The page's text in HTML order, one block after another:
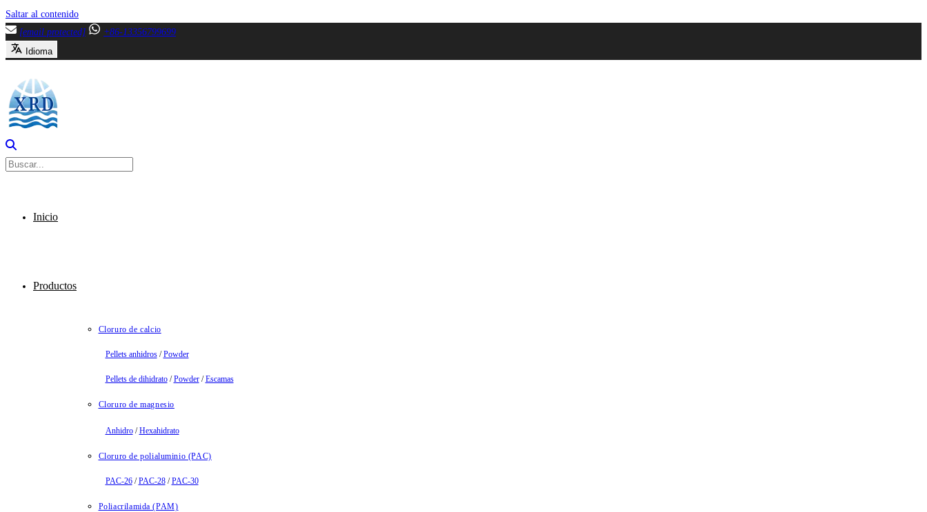
Saltar al contenido
[email protected]
+86-13356799699
Idioma
Inicio
Productos
Cloruro de calcio
Pellets anhidros/Powder
Pellets de dihidrato/Powder/Escamas
Cloruro de magnesio
Anhidro/Hexahidrato
Cloruro de polialuminio (PAC)
PAC-26/PAC-28/PAC-30
Poliacrilamida (PAM)